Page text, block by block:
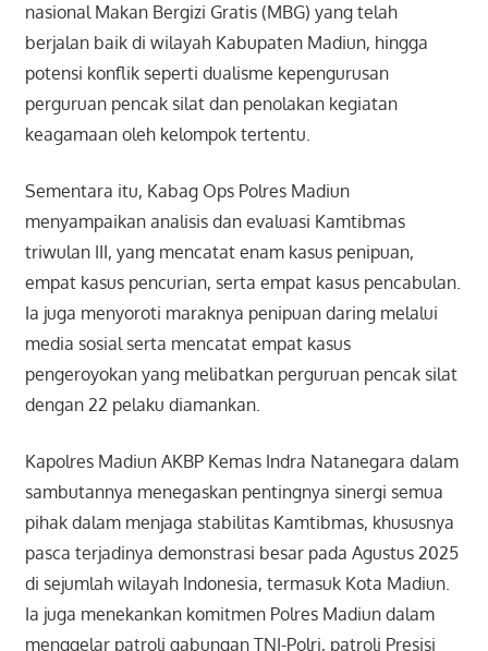
nasional Makan Bergizi Gratis (MBG) yang telah
berjalan baik di wilayah Kabupaten Madiun, hingga
potensi konflik seperti dualisme kepengurusan
perguruan pencak silat dan penolakan kegiatan
keagamaan oleh kelompok tertentu.
Sementara itu, Kabag Ops Polres Madiun
menyampaikan analisis dan evaluasi Kamtibmas
triwulan III, yang mencatat enam kasus penipuan,
empat kasus pencurian, serta empat kasus pencabulan.
Ia juga menyoroti maraknya penipuan daring melalui
media sosial serta mencatat empat kasus
pengeroyokan yang melibatkan perguruan pencak silat
dengan 22 pelaku diamankan.
Kapolres Madiun AKBP Kemas Indra Natanegara dalam
sambutannya menegaskan pentingnya sinergi semua
pihak dalam menjaga stabilitas Kamtibmas, khususnya
pasca terjadinya demonstrasi besar pada Agustus 2025
di sejumlah wilayah Indonesia, termasuk Kota Madiun.
Ia juga menekankan komitmen Polres Madiun dalam
menggelar patroli gabungan TNI-Polri, patroli Presisi